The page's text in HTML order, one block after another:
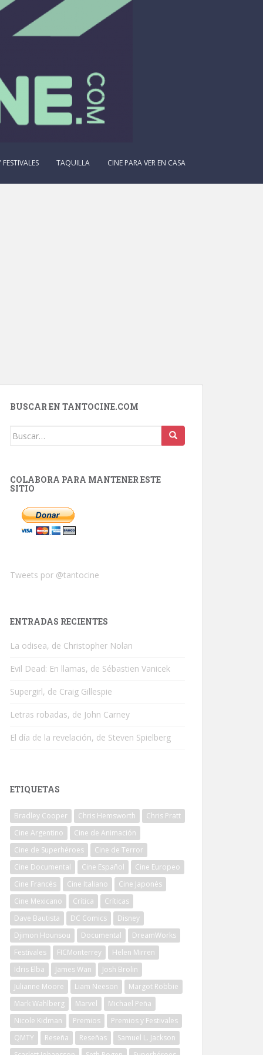
TAQUILLA CINE PARA VER EN CASA
BUSCAR EN TANTOCINE.COM
Buscar:
COLABORA PARA MANTENER ESTE
SITIO
Tweets por @tantocine
ENTRADAS RECIENTES
La odisea, de Christopher Nolan
Evil Dead: En llamas, de Sébastien Vanicek
Supergirl, de Craig Gillespie
Letras robadas, de John Carney
El día de la revelación, de Steven Spielberg
ETIQUETAS
Bradley Cooper Chris Hemsworth
Chris Pratt
Cine Argentino
Cine de Animación
Cine de Superhéroes
Cine de Terror
Cine Documental
Cine Español
Cine Europeo
Cine Francés
Cine Italiano
Cine Japonés
Cine Mexicano
Crítica
Críticas
Dave Bautista
DC Comics
Disney
Djimon Hounsou
Documental
DreamWorks
Festivales
FICMonterrey
Helen Mirren
Idris Elba
James Wan
Josh Brolin
Julianne Moore
Liam Neeson
Margot Robbie
Mark Wahlberg
Marvel
Michael Peña
Nicole Kidman
Premios
Premios y Festivales
QMTY
Reseña Reseñas
Samuel L. Jackson